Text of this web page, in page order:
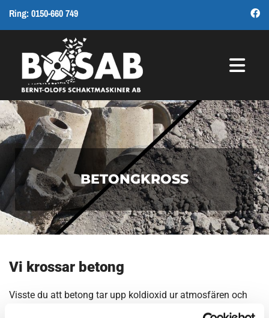
Ring: 0150-660 749 
BETONGKROSS
Vi krossar betong
Visste du att betong tar upp koldioxid ur atmosfären och
detta sker genom en process som kallas karbonatisering?